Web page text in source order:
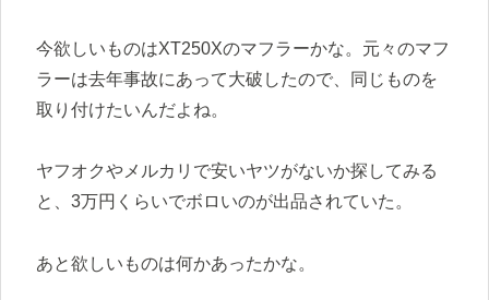
今欲しいものはXT250Xのマフラーかな。元々のマフ
ラーは去年事故にあって大破したので、同じものを
取り付けたいんだよね。
ヤフオクやメルカリで安いヤツがないか探してみる
と、3万円くらいでボロいのが出品されていた。
あと欲しいものは何かあったかな。